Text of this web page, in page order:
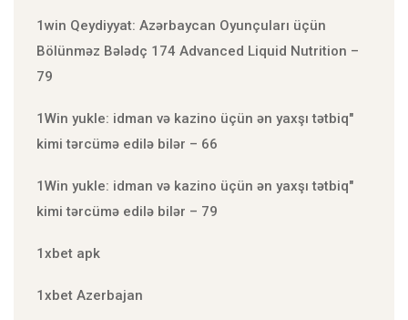
1win Qeydiyyat: Azərbaycan Oyunçuları üçün
Bölünməz Bələdç 174 Advanced Liquid Nutrition –
79
1Win yukle: idman və kazino üçün ən yaxşı tətbiq"
kimi tərcümə edilə bilər – 66
1Win yukle: idman və kazino üçün ən yaxşı tətbiq"
kimi tərcümə edilə bilər – 79
1xbet apk
1xbet Azerbajan